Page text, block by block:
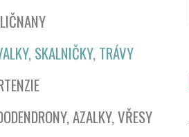
SKALNIČKY, TRÁVY
AZALKY, VŘESY